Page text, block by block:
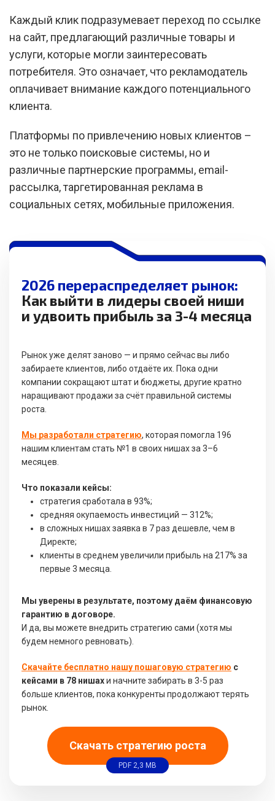
Каждый клик подразумевает переход по ссылке
на сайт, предлагающий различные товары и
услуги, которые могли заинтересовать
потребителя. Это означает, что рекламодатель
оплачивает внимание каждого потенциального
клиента.
Платформы по привлечению новых клиентов –
это не только поисковые системы, но и
различные партнерские программы, email-
рассылка, таргетированная реклама в
социальных сетях, мобильные приложения.
2026 перераспределяет рынок:
Как выйти в лидеры своей ниши
и удвоить прибыль за 3-4 месяца
Рынок уже делят заново — и прямо сейчас вы либо
забираете клиентов, либо отдаёте их. Пока одни
компании сокращают штат и бюджеты, другие кратно
наращивают продажи за счёт правильной системы
роста.
Мы разработали стратегию, которая помогла 196
нашим клиентам стать №1 в своих нишах за 3–6
месяцев.
Что показали кейсы:
стратегия сработала в 93%;
средняя окупаемость инвестиций — 312%;
в сложных нишах заявка в 7 раз дешевле, чем в
Директе;
клиенты в среднем увеличили прибыль на 217% за
первые 3 месяца.
Мы уверены в результате, поэтому даём финансовую
гарантию в договоре.
И да, вы можете внедрить стратегию сами (хотя мы
будем немного ревновать).
Скачайте бесплатно нашу пошаговую стратегию с
кейсами в 78 нишахи начните забирать в 3-5 раз
больше клиентов, пока конкуренты продолжают терять
рынок.
Скачать стратегию роста
PDF 2,3 MB